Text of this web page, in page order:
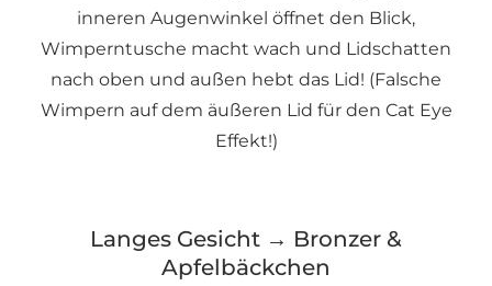
inneren Augenwinkel öffnet den Blick,
Wimperntusche macht wach und Lidschatten
nach oben und außen hebt das Lid! (Falsche
Wimpern auf dem äußeren Lid für den Cat Eye
Effekt!)
Langes Gesicht → Bronzer &
Apfelbäckchen